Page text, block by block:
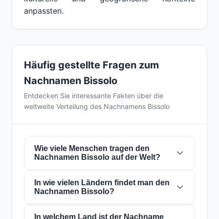
anpassten.
Häufig gestellte Fragen zum
Nachnamen Bissolo
Entdecken Sie interessante Fakten über die
weltweite Verteilung des Nachnamens Bissolo
Wie viele Menschen tragen den
Nachnamen Bissolo auf der Welt?
Derzeit gibt es weltweit etwa856 Personen
mit dem NachnamenBissolo
dass etwa 1 von9,345,794 Personenauf der
Welt diesen Nachnamen trägt. Er ist in6
In wie vielen Ländern findet man den
Nachnamen Bissolo?
Der NachnameBissoloist in6 Ländernauf
In welchem Land ist der Nachname